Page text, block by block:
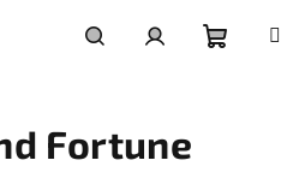
Fortune